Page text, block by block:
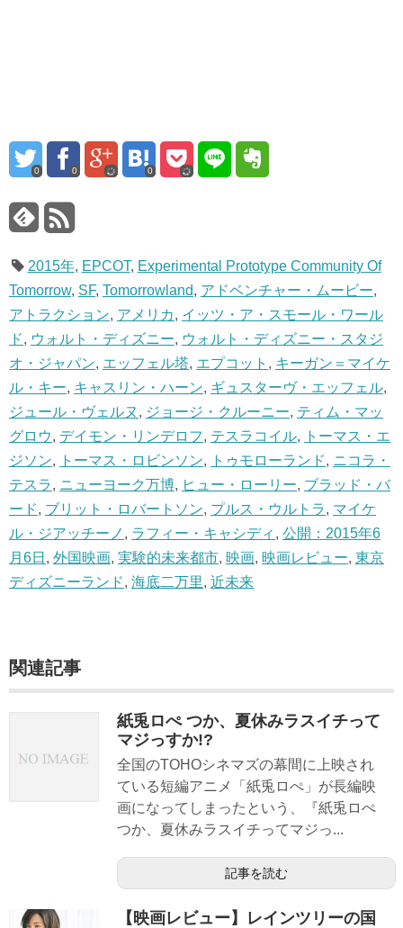
0 0 0
2015年, EPCOT, Experimental Prototype Community Of
Tomorrow, SF, Tomorrowland, アドベンチャー・ムービー,
アトラクション, アメリカ, イッツ・ア・スモール・ワール
ド, ウォルト・ディズニー, ウォルト・ディズニー・スタジ
オ・ジャパン, エッフェル塔, エプコット , キーガン＝マイケ
ル・キー, キャスリン・ハーン, ギュスターヴ・エッフェル,
ジュール・ヴェルヌ , ジョージ・クルーニー, ティム・マッ
グロウ, デイモン・リンデロフ, テスラコイル,
トーマス・エ
ジソン, トーマス・ロビンソン, トゥモローランド, ニコラ・
テスラ, ニューヨーク万博, ヒュー・ローリー, ブラッド・バ
ード, ブリット・ロバートソン, プルス・ウルトラ, マイケ
ル・ジアッチーノ , ラフィー・キャシディ , 公開：2015年6
月6日 , 外国映画, 実験的未来都市, 映画, 映画レビュー, 東京
ディズニーランド, 海底二万里, 近未来
関連記事
紙兎ロぺ つか、夏休みラスイチって
マジっすか!?
全国のTOHOシネマズの幕間に上映され
ている短編アニメ「紙兎ロぺ」が長編映
画になってしまったという、『紙兎ロぺ
つか、夏休みラスイチってマジっ...
記事を読む
【映画レビュー】レインツリーの国